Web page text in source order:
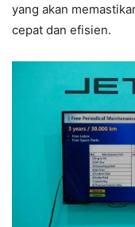
yang akan
cepat dan efisien.